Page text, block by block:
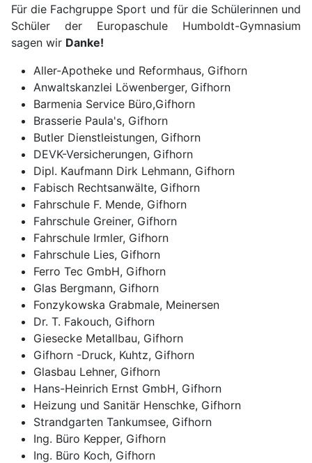
Für die Fachgruppe Sport und für die Schülerinnen und
Schüler der Europaschule Humboldt-Gymnasium
sagen wir Danke!
Aller-Apotheke und Reformhaus, Gifhorn
Anwaltskanzlei Löwenberger, Gifhorn
Barmenia Service Büro,Gifhorn
Brasserie Paula's, Gifhorn
Butler Dienstleistungen, Gifhorn
DEVK-Versicherungen, Gifhorn
Dipl. Kaufmann Dirk Lehmann, Gifhorn
Fabisch Rechtsanwälte, Gifhorn
Fahrschule F. Mende, Gifhorn
Fahrschule Greiner, Gifhorn
Fahrschule Irmler, Gifhorn
Fahrschule Lies, Gifhorn
Ferro Tec GmbH, Gifhorn
Glas Bergmann, Gifhorn
Fonzykowska Grabmale, Meinersen
Dr. T. Fakouch, Gifhorn
Giesecke Metallbau, Gifhorn
Gifhorn -Druck, Kuhtz, Gifhorn
Glasbau Lehner, Gifhorn
Hans-Heinrich Ernst GmbH, Gifhorn
Heizung und Sanitär Henschke, Gifhorn
Strandgarten Tankumsee, Gifhorn
Ing. Büro Kepper, Gifhorn
Ing. Büro Koch, Gifhorn